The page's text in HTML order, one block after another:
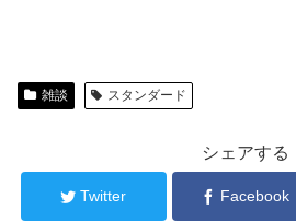
雑談 スタンダード
シェアする
Twitter Facebook